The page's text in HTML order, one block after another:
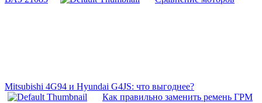
Mitsubishi 4G94 и Hyundai G4JS: что выгоднее?
Как правильно заменить ремень ГРМ